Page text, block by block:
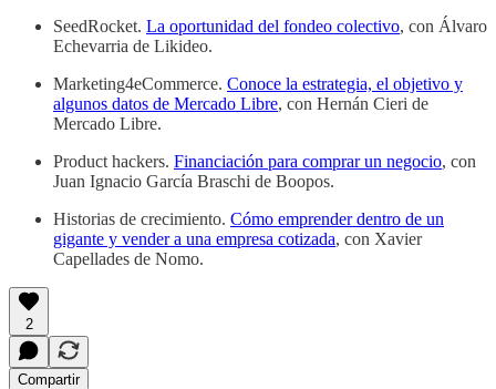
SeedRocket. La oportunidad del fondeo colectivo, con Álvaro
Echevarria de Likideo.
Marketing4eCommerce. Conoce la estrategia, el objetivo y
algunos datos de Mercado Libre, con Hernán Cieri de
Mercado Libre.
Product hackers. Financiación para comprar un negocio, con
Juan Ignacio García Braschi de Boopos.
Historias de crecimiento. Cómo emprender dentro de un
gigante y vender a una empresa cotizada, con Xavier
Capellades de Nomo.
2
Compartir